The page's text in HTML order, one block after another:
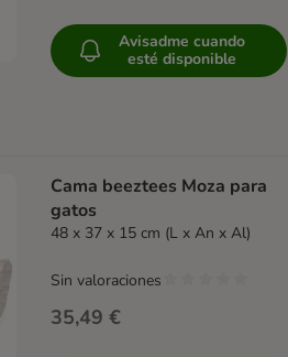
Avisadme cuando
esté disponible
Cama beeztees Moza para
gatos
48 x 37 x 15 cm (L x An x Al)
35,49 €
Sin valoraciones